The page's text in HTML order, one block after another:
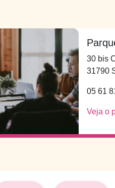
30 bis
31790
05 61
Veja o